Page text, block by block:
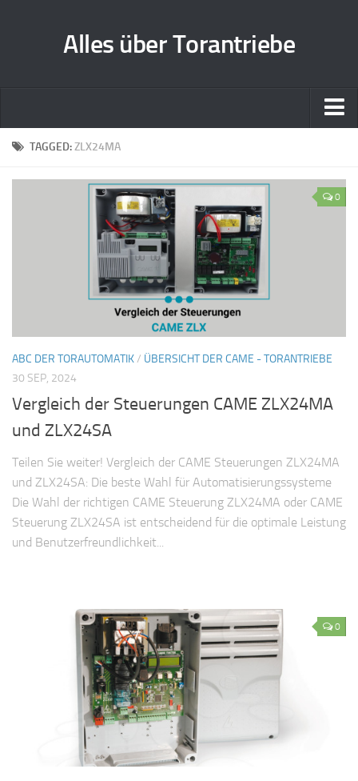
Alles über Torantriebe
Home
TAGGED:ZLX24MA
0
ABC DER TORAUTOMATIK/ ÜBERSICHT DER CAME - TORANTRIEBE
30 SEP, 2024
Vergleich der Steuerungen CAME ZLX24MA
und ZLX24SA
Teilen Sie weiter! Vergleich der CAME Steuerungen ZLX24MA
und ZLX24SA: Die beste Wahl für Automatisierungssysteme
Die Wahl der richtigen CAME Steuerung ZLX24MA oder CAME
Steuerung ZLX24SA ist entscheidend für die optimale Leistung
und Benutzerfreundlichkeit...
0